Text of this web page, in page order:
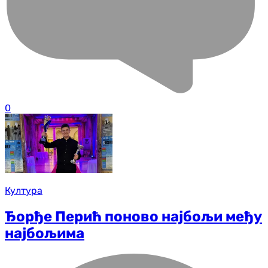
0
Култура
Ђорђе Перић поново најбољи међу
најбољима